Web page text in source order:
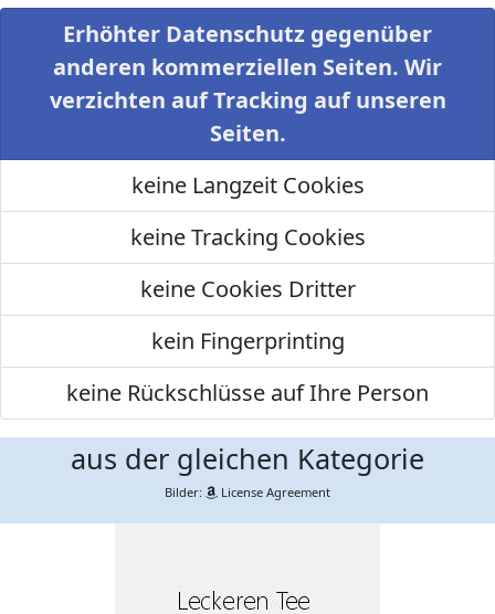
Erhöhter Datenschutz gegenüber
anderen kommerziellen Seiten. Wir
verzichten auf Tracking auf unseren
Seiten.
keine Langzeit Cookies
keine Tracking Cookies
keine Cookies Dritter
kein Fingerprinting
keine Rückschlüsse auf Ihre Person
aus der gleichen Kategorie
Bilder: License Agreement